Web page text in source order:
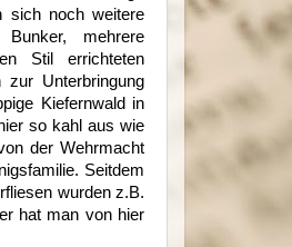
sich noch weitere
mehrere
Stil errichteten
Unterbringung
Kiefernwald in
so kahl aus wie
der Wehrmacht
Seitdem
wurden z.B.
hat man von hier